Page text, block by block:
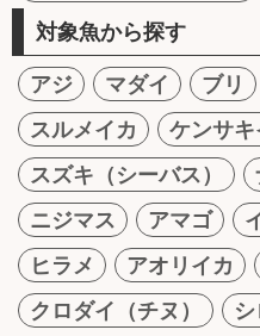
対象魚から探す
アジ マダイ ブリ
スルメイカ
ケンサキ
スズキ（シーバス）
ニジマス
アマゴ
ヒラメ
アオリイカ
クロダイ（チヌ）